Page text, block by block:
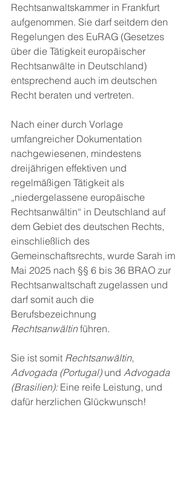
Rechtsanwaltskammer in Frankfurt
aufgenommen. Sie darf seitdem den
Regelungen des EuRAG (Gesetzes
über die Tätigkeit europäischer
Rechtsanwälte in Deutschland)
entsprechend auch im deutschen
Recht beraten und vertreten.
Nach einer durch Vorlage
umfangreicher Dokumentation
nachgewiesenen, mindestens
dreijährigen effektiven und
regelmäßigen Tätigkeit als
„niedergelassene europäische
Rechtsanwältin“ in Deutschland auf
dem Gebiet des deutschen Rechts,
einschließlich des
Gemeinschaftsrechts, wurde Sarah im
Mai 2025 nach §§ 6 bis 36 BRAO zur
Rechtsanwaltschaft zugelassen und
darf somit auch die
Berufsbezeichnung
Rechtsanwältin führen.
Sie ist somit Rechtsanwältin,
Advogada (Portugal) und Advogada
(Brasilien): Eine reife Leistung, und
dafür herzlichen Glückwunsch!